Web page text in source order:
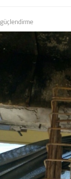
güçlendirme